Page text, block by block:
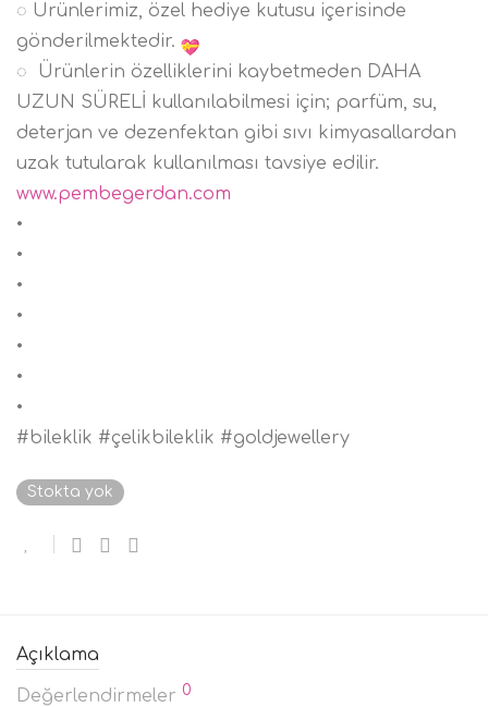
◌ Ürünlerimiz, özel hediye kutusu içerisinde
gönderilmektedir.
◌ Ürünlerin özelliklerini kaybetmeden DAHA
UZUN SÜRELİ kullanılabilmesi için; parfüm, su,
deterjan ve dezenfektan gibi sıvı kimyasallardan
uzak tutularak kullanılması tavsiye edilir.
www.pembegerdan.com
•
•
•
•
•
•
•
#bileklik #çelikbileklik #goldjewellery
Stokta yok
Açıklama
Değerlendirmeler 0